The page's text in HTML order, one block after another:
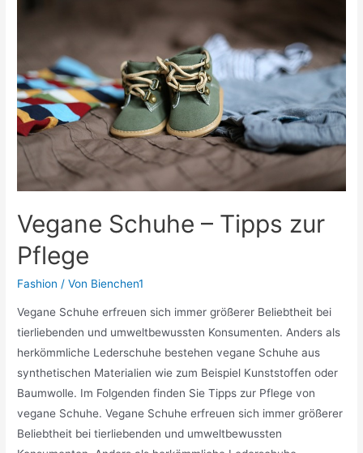
Kollektion
Vegane Schuhe – Tipps zur
Pflege
Fashion / Von Bienchen1
Vegane Schuhe erfreuen sich immer größerer Beliebtheit bei
tierliebenden und umweltbewussten Konsumenten. Anders als
herkömmliche Lederschuhe bestehen vegane Schuhe aus
synthetischen Materialien wie zum Beispiel Kunststoffen oder
Baumwolle. Im Folgenden finden Sie Tipps zur Pflege von
vegane Schuhe. Vegane Schuhe erfreuen sich immer größerer
Beliebtheit bei tierliebenden und umweltbewussten